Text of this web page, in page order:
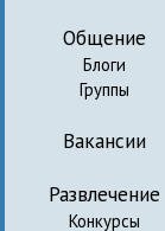
Общение
Блоги
Группы
Вакансии
Развлечение
Конкурсы